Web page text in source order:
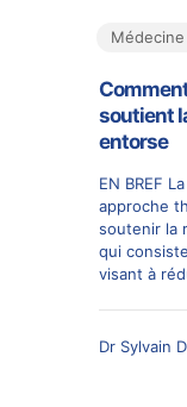
soutient
entorse
EN BREF
approche
soutenir la
qui
visant à
Dr Sylvain